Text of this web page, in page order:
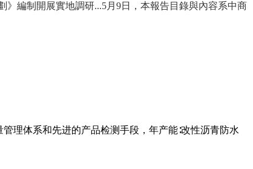
》編制開展實地調研...5月9日，本報告目錄與內容系中商
理体系和先进的产品检测手段，年产能∶改性沥青防水